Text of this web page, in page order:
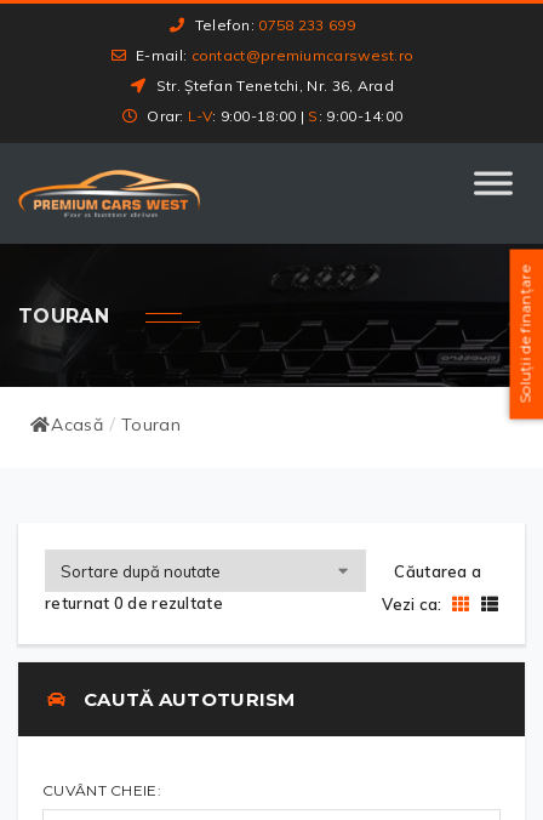
Telefon: 0758 233 699
E-mail: contact@premiumcarswest.ro
Str. Ștefan Tenetchi, Nr. 36, Arad
Orar: L-V: 9:00-18:00 | S : 9:00-14:00
TOURAN
Acasă / Touran
Căutarea a
returnat 0 de rezultate
Vezi ca:
CAUTĂ AUTOTURISM
CUVÂNT CHEIE:
Soluții de finanțare